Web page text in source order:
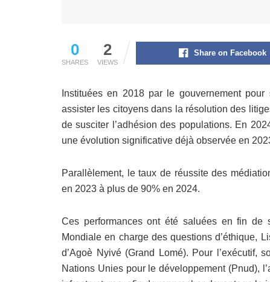
0
SHARES
2
VIEWS
Share on Facebook
Instituées en 2018 par le gouvernement
assister les citoyens dans la résolution des
de susciter l’adhésion des populations. En
une évolution significative déjà observée en
Parallèlement, le taux de réussite des
en 2023 à plus de 90% en 2024.
Ces performances ont été saluées en fin de
Mondiale en charge des questions d’éthique,
d’Agoè Nyivé (Grand Lomé). Pour l’exécutif,
Nations Unies pour le développement (Pnud),